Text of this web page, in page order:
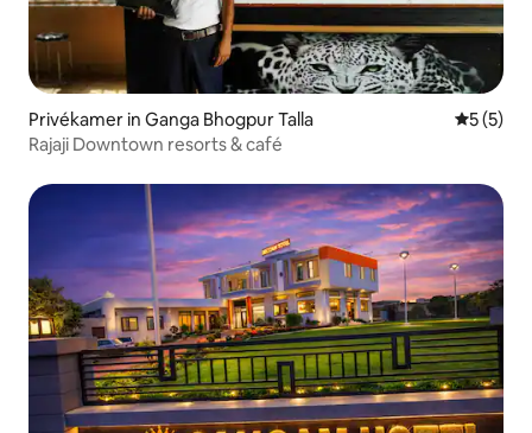
Privékamer in Ganga Bhogpur Talla
5 (5)
Rajaji Downtown resorts & café